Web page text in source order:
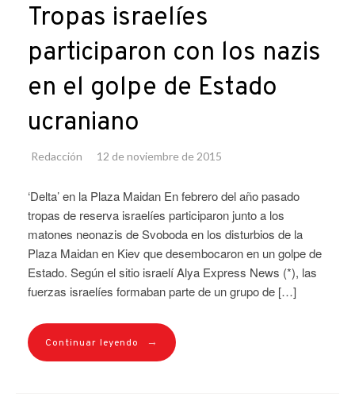
Tropas israelíes
participaron con los nazis
en el golpe de Estado
ucraniano
Redacción 12 de noviembre de 2015
‘Delta’ en la Plaza Maidan En febrero del año pasado
tropas de reserva israelíes participaron junto a los
matones neonazis de Svoboda en los disturbios de la
Plaza Maidan en Kiev que desembocaron en un golpe de
Estado. Según el sitio israelí Alya Express News (*), las
fuerzas israelíes formaban parte de un grupo de […]
Continuar leyendo →